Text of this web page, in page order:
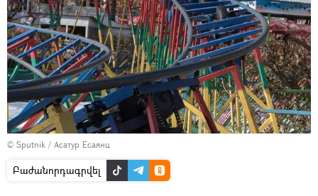
© Sputnik / Асатур Есаянц
Բաժանորդագրվել